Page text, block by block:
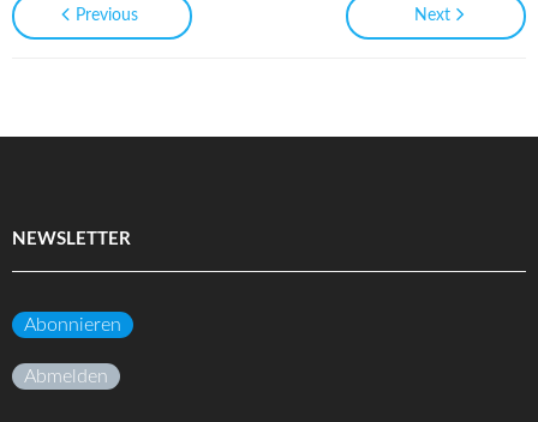
Previous Next
NEWSLETTER
Abonnieren
Abmelden